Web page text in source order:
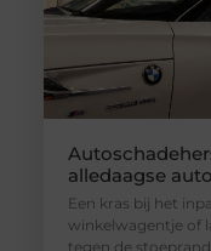
alledaagse
Een kras bij het
winkelwagentje of
tegen de